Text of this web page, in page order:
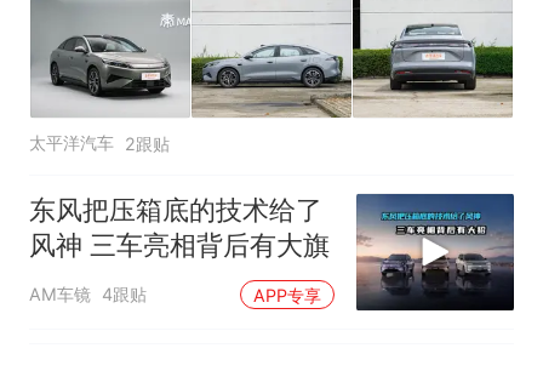
太平洋汽车 2跟贴
东风把压箱底的技术给了
风神 三车亮相背后有大旗
AM车镜 4跟贴 APP专享